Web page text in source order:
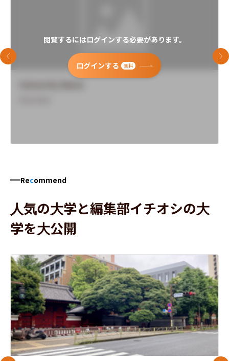
閲覧するにはログインする必要があります。
ログインする 無料
前のスライド 次
Recommend
人気の大学と編集部イチオシの大
学を大公開